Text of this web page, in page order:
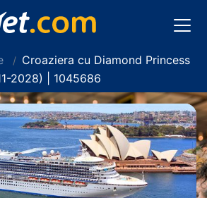
Croaziera cu Diamond Princess
2028) | 1045686